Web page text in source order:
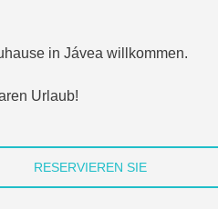
in Jávea willkommen.
Urlaub!
RESERVIEREN SIE